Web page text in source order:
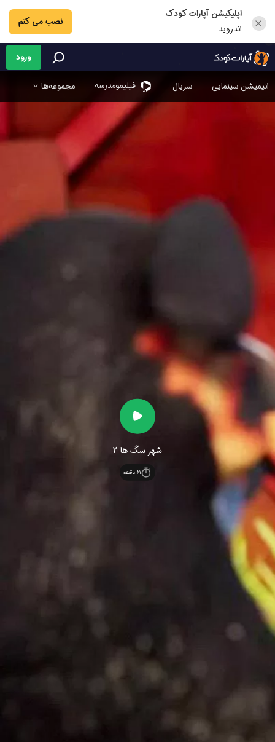
اپلیکیشن آپارات کودک
اندروید
نصب می کنم
انیمیشن سینمایی سریال فیلیمو‌مدرسه مجموعه‌ها
ورود
شهر سگ ها 2
61 دقیقه